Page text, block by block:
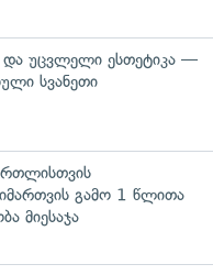
და უცვლელი ესთეტიკა —
სვანეთი
გამო 1 წლითა
მიესაჯა